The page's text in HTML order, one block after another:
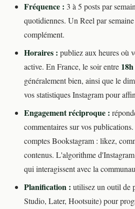
Fréquence : 3 à 5 posts par
quotidiennes. Un Reel par
complément.
Horaires : publiez aux heures où
active. En France, le soir entre
généralement bien, ainsi que le
vos statistiques Instagram pour
Engagement réciproque :
commentaires sur vos
comptes Bookstagram : likez,
contenus. L'algorithme
qui interagissent avec la
Planification : utilisez un outil de
Studio, Later, Hootsuite) pour